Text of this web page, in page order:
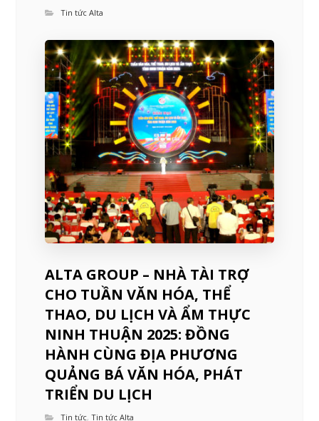
Tin tức Alta
ALTA GROUP – NHÀ TÀI TRỢ
CHO TUẦN VĂN HÓA, THỂ
THAO, DU LỊCH VÀ ẨM THỰC
NINH THUẬN 2025: ĐỒNG
HÀNH CÙNG ĐỊA PHƯƠNG
QUẢNG BÁ VĂN HÓA, PHÁT
TRIỂN DU LỊCH
Tin tức,Tin tức Alta